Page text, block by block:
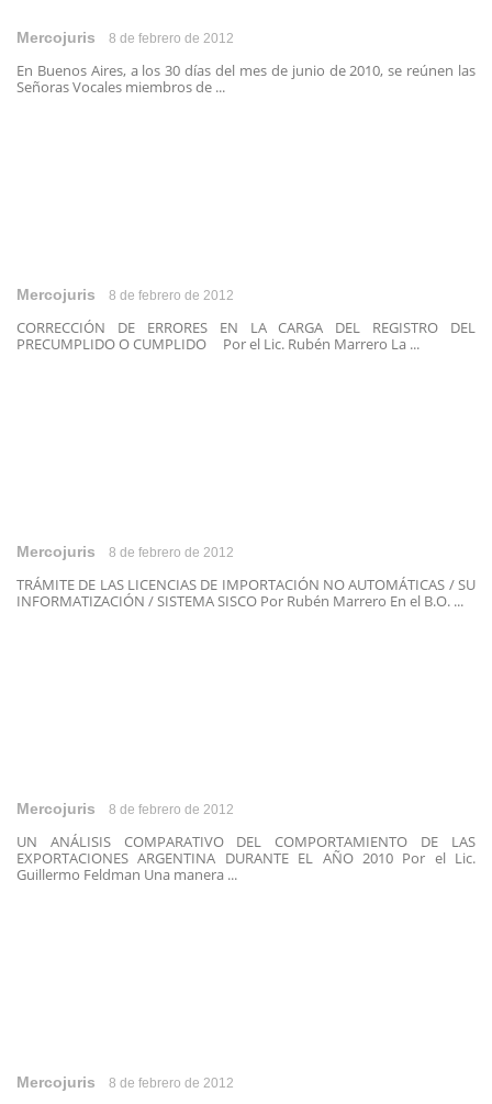
Mercojuris 8 de febrero de 2012
En Buenos Aires, a los 30 días del mes de junio de 2010, se reúnen las
Señoras Vocales miembros de ...
Mercojuris 8 de febrero de 2012
CORRECCIÓN DE ERRORES EN LA CARGA DEL REGISTRO DEL
PRECUMPLIDO O CUMPLIDO Por el Lic. Rubén Marrero La ...
Mercojuris 8 de febrero de 2012
TRÁMITE DE LAS LICENCIAS DE IMPORTACIÓN NO AUTOMÁTICAS / SU
INFORMATIZACIÓN / SISTEMA SISCO Por Rubén Marrero En el B.O. ...
Mercojuris 8 de febrero de 2012
UN ANÁLISIS COMPARATIVO DEL COMPORTAMIENTO DE LAS
EXPORTACIONES ARGENTINA DURANTE EL AÑO 2010 Por el Lic.
Guillermo Feldman Una manera ...
Mercojuris 8 de febrero de 2012